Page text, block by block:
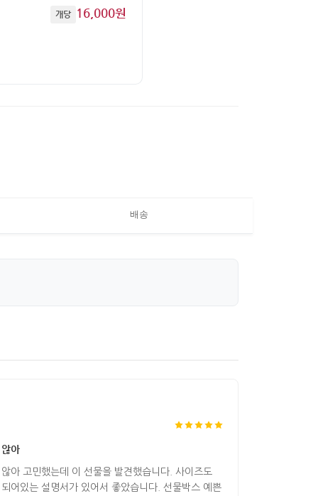
개당 16,000원
배송
아
아 고민했는데 이 선물을 발견했습니다. 사이즈도
어있는 설명서가 있어서 좋았습니다. 선물박스 예쁜